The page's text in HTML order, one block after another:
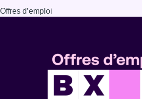
Offres d’emploi